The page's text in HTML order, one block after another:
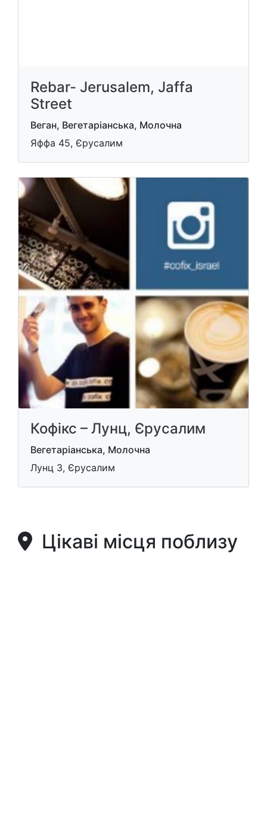
Rebar- Jerusalem, Jaffa
Street
Веган, Вегетаріанська, Молочна
Яффа 45, Єрусалим
Кофікс – Лунц, Єрусалим
Вегетаріанська, Молочна
Лунц 3, Єрусалим
Цікаві місця поблизу